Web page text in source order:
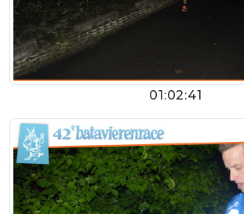
01:02:41